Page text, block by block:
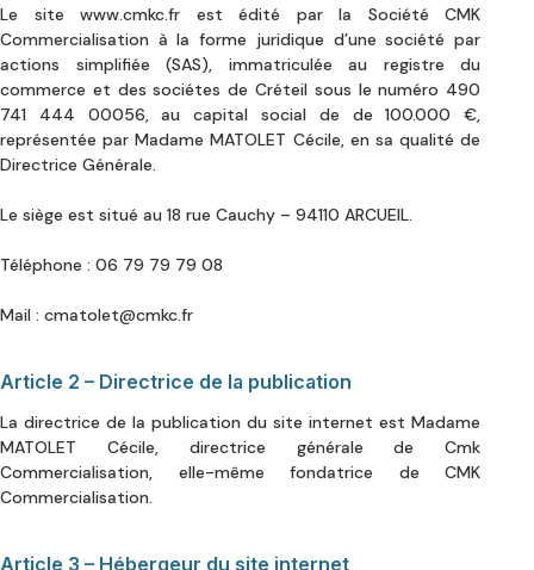
Nous contacter
Le site www.cmkc.fr est édité par la Société CMK
Commercialisation à la forme juridique d’une société par
actions simplifiée (SAS), immatriculée au registre du
commerce et des sociétes de Créteil sous le numéro 490
741 444 00056, au capital social de de 100.000 €,
représentée par Madame MATOLET Cécile, en sa qualité de
Directrice Générale.
Le siège est situé au 18 rue Cauchy – 94110 ARCUEIL.
Téléphone : 06 79 79 79 08
Mail : cmatolet@cmkc.fr
Article 2 – Directrice de la publication
La directrice de la publication du site internet est Madame
MATOLET Cécile, directrice générale de Cmk
Commercialisation, elle-même fondatrice de CMK
Commercialisation.
Article 3 – Hébergeur du site internet